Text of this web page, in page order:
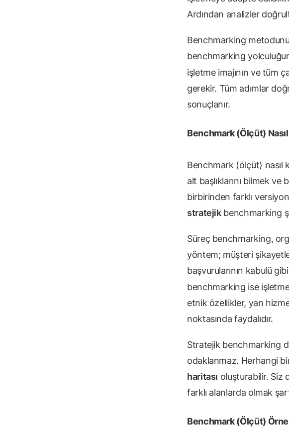
Ardından analizler
Benchmarking
benchmarking
işletme imajının ve tüm
gerekir. Tüm adımlar
sonuçlanır.
Benchmark (Ölçüt)
Benchmark (ölçüt) nasıl
alt başlıklarını bilmek
birbirinden farklı
stratejikbenchmarking
Süreç benchmarking,
yöntem; müşteri
başvurularının kabulü
benchmarking ise
etnik özellikler, yan
noktasında faydalıdır.
Stratejik benchmarking
odaklanmaz. Herhangi
haritası oluşturabilir. Siz
farklı alanlarda olmak
Benchmark (Ölçüt)